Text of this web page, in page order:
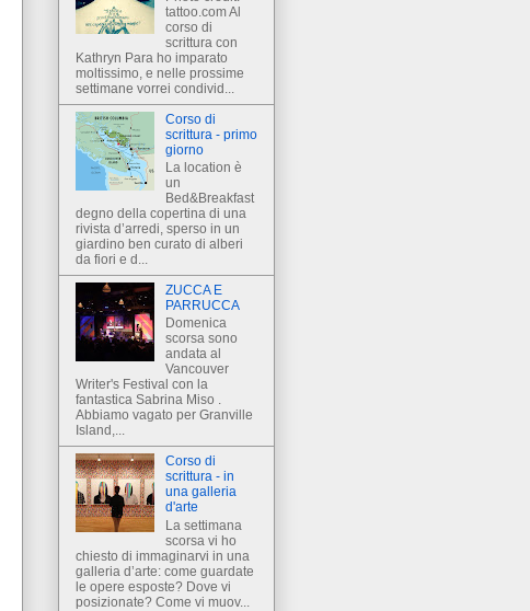
tattoo.com Al
corso di
scrittura con
Kathryn Para ho imparato
moltissimo, e nelle prossime
settimane vorrei condivid...
Corso di
scrittura - primo
giorno
La location è
un
Bed&Breakfast
degno della copertina di una
rivista d’arredi, sperso in un
giardino ben curato di alberi
da fiori e d...
ZUCCA E
PARRUCCA
Domenica
scorsa sono
andata al
Vancouver
Writer's Festival con la
fantastica Sabrina Miso .
Abbiamo vagato per Granville
Island,...
Corso di
scrittura - in
una galleria
d'arte
La settimana
scorsa vi ho
chiesto di immaginarvi in una
galleria d’arte: come guardate
le opere esposte? Dove vi
posizionate? Come vi muov...